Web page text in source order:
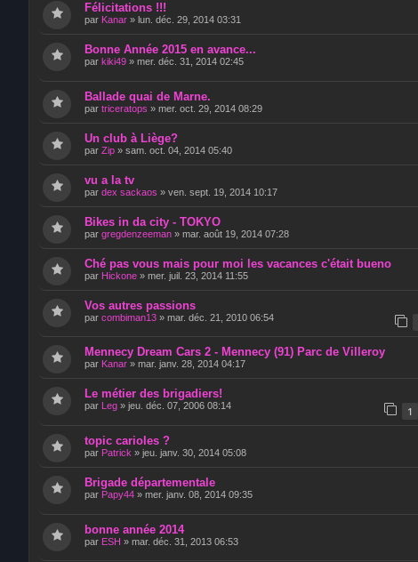
Félicitations !!!
par Kanar » lun. déc. 29, 2014 03:31
Bonne Année 2015 en avance...
par kiki49 » mer. déc. 31, 2014 02:45
Ballade quai de Marne.
par triceratops » mer. oct. 29, 2014 08:29
Un club à Liège?
par Zip » sam. oct. 04, 2014 05:40
vu a la tv
par dex sackaos » ven. sept. 19, 2014 10:17
Bikes in da city - TOKYO
par gregdenzeeman » mar. août 19, 2014 07:28
Ché pas vous mais pour moi les vacances c'était bueno
par Hickone » mer. juil. 23, 2014 11:55
Vos autres passions
par combiman13 » mar. déc. 21, 2010 06:54
Mennecy Dream Cars 2 - Mennecy (91) Parc de Villeroy
par Kanar » mar. janv. 28, 2014 04:17
Le métier des brigadiers!
par Leg » jeu. déc. 07, 2006 08:14 1
topic carioles ?
par Patrick » jeu. janv. 30, 2014 05:08
Brigade départementale
par Papy44 » mer. janv. 08, 2014 09:35
bonne année 2014
par ESH » mar. déc. 31, 2013 06:53